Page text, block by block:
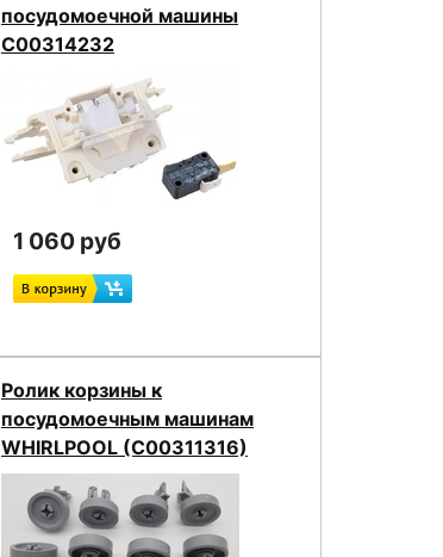
посудомоечной машины
C00314232
1 060 руб
Ролик корзины к
посудомоечным машинам
WHIRLPOOL (C00311316)